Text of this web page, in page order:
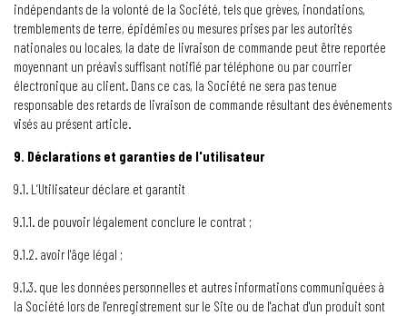
indépendants de la volonté de la Société, tels que grèves, inondations,
tremblements de terre, épidémies ou mesures prises par les autorités
nationales ou locales, la date de livraison de commande peut être reportée
moyennant un préavis suffisant notifié par téléphone ou par courrier
électronique au client. Dans ce cas, la Société ne sera pas tenue
responsable des retards de livraison de commande résultant des événements
visés au présent article.
9. Déclarations et garanties de l'utilisateur
9.1. L’Utilisateur déclare et garantit
9.1.1. de pouvoir légalement conclure le contrat ;
9.1.2. avoir l'âge légal ;
9.1.3. que les données personnelles et autres informations communiquées à
la Société lors de l'enregistrement sur le Site ou de l'achat d'un produit sont